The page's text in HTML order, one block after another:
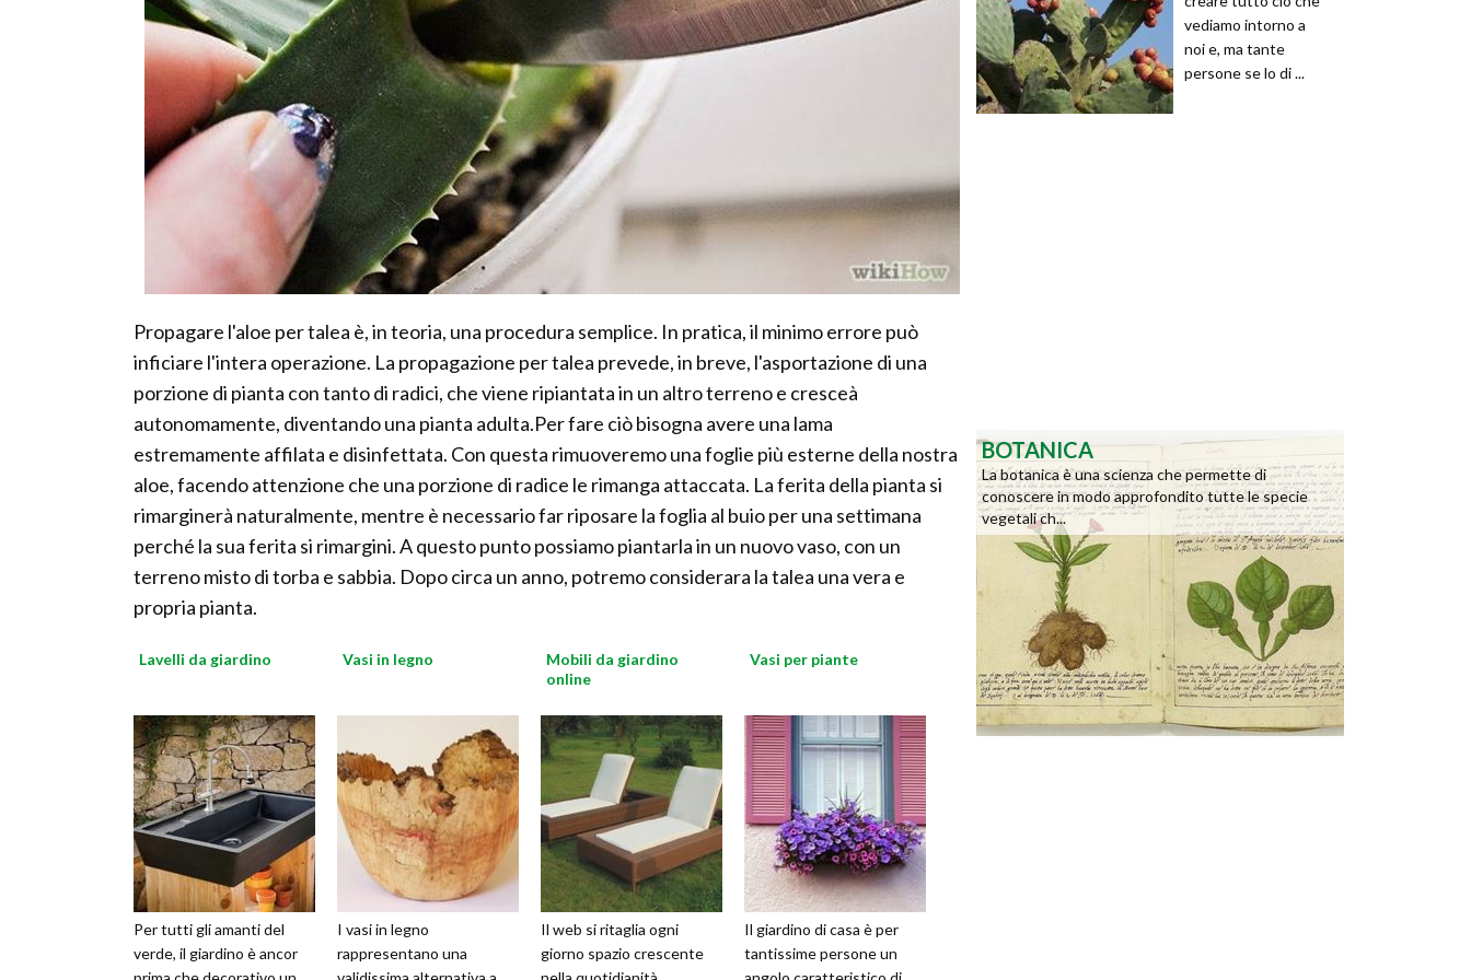
Propagare l'aloe per talea è, in teoria, una procedura semplice. In pratica, il minimo errore può
inficiare l'intera operazione. La propagazione per talea prevede, in breve, l'asportazione di una
porzione di pianta con tanto di radici, che viene ripiantata in un altro terreno e cresceà
autonomamente, diventando una pianta adulta.Per fare ciò bisogna avere una lama
estremamente affilata e disinfettata. Con questa rimuoveremo una foglie più esterne della nostra
aloe, facendo attenzione che una porzione di radice le rimanga attaccata. La ferita della pianta si
rimarginerà naturalmente, mentre è necessario far riposare la foglia al buio per una settimana
perché la sua ferita si rimargini. A questo punto possiamo piantarla in un nuovo vaso, con un
terreno misto di torba e sabbia. Dopo circa un anno, potremo considerara la talea una vera e
propria pianta.
Lavelli da giardino
Per tutti gli amanti del
verde, il giardino è ancor
Vasi in legno
I vasi in legno
rappresentano una
Mobili da giardino
online
Il web si ritaglia ogni
giorno spazio crescente
Vasi per piante
Il giardino di casa è per
tantissime persone un
vediamo intorno a
noi e, ma tante
persone se lo di ...
BOTANICA
La botanica è una scienza che permette di
conoscere in modo approfondito tutte le specie
vegetali ch...